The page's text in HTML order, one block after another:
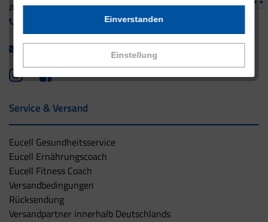
Einstellung
Einverstanden
Ausland:
info@eucell.de
Service & Versand
Eucell Gesundheitsservice
Eucell Ernährungscoach
Eucell Fitness Coach
Versandbedingungen
Rücksendung
Versandpartner innerhalb Deutschlands